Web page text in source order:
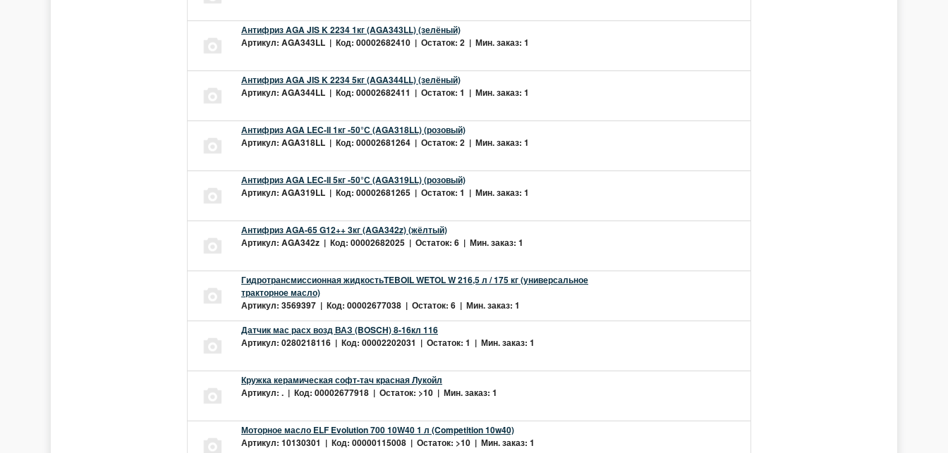
Антифриз AGA JIS K 2234 1кг (AGA343LL) (зелёный)
Артикул: AGA343LL | Код: 00002682410 | Остаток: 2 | Мин. заказ: 1
Антифриз AGA JIS K 2234 5кг (AGA344LL) (зелёный)
Артикул: AGA344LL | Код: 00002682411 | Остаток: 1 | Мин. заказ: 1
Антифриз AGA LEC-II 1кг -50°С (AGA318LL) (розовый)
Артикул: AGA318LL | Код: 00002681264 | Остаток: 2 | Мин. заказ: 1
Антифриз AGA LEC-II 5кг -50°С (AGA319LL) (розовый)
Артикул: AGA319LL | Код: 00002681265 | Остаток: 1 | Мин. заказ: 1
Антифриз AGA-65 G12++ 3кг (AGA342z) (жёлтый)
Артикул: AGA342z | Код: 00002682025 | Остаток: 6 | Мин. заказ: 1
Гидротрансмиссионная жидкостьTEBOIL WETOL W 216,5 л / 175 кг (универсальное
тракторное масло)
Артикул: 3569397 | Код: 00002677038 | Остаток: 6 | Мин. заказ: 1
Датчик мас расх возд ВАЗ (BOSCH) 8-16кл 116
Артикул: 0280218116 | Код: 00002202031 | Остаток: 1 | Мин. заказ: 1
Кружка керамическая софт-тач красная Лукойл
Артикул: . | Код: 00002677918 | Остаток: >10 | Мин. заказ: 1
Моторное масло ELF Evolution 700 10W40 1 л (Competition 10w40)
Артикул: 10130301 | Код: 00000115008 | Остаток: >10 | Мин. заказ: 1